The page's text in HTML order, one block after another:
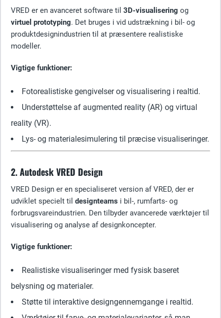
VRED er en avanceret software til 3D-visualisering og
virtuel prototyping. Det bruges i vid udstrækning i bil- og
produktdesignindustrien til at præsentere realistiske
modeller.
Vigtige funktioner:
Fotorealistiske gengivelser og visualisering i realtid.
Understøttelse af augmented reality (AR) og virtual
reality (VR).
Lys- og materialesimulering til præcise visualiseringer.
2. Autodesk VRED Design
VRED Design er en specialiseret version af VRED, der er
udviklet specielt til designteams i bil-, rumfarts- og
forbrugsvareindustrien. Den tilbyder avancerede værktøjer til
visualisering og analyse af designkoncepter.
Vigtige funktioner:
Realistiske visualiseringer med fysisk baseret
belysning og materialer.
Støtte til interaktive designgennemgange i realtid.